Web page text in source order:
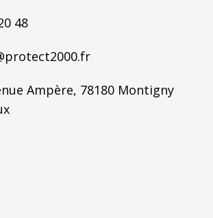
48
Ampère, 78180 Montigny